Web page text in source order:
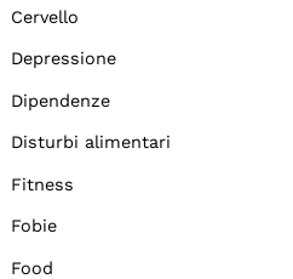
Cervello
Depressione
Dipendenze
Disturbi alimentari
Fitness
Fobie
Food